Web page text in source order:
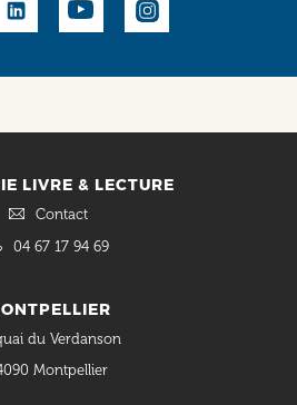
LIVRE & LECTURE
Contact
04 67 17 94 69
du Verdanson
Montpellier